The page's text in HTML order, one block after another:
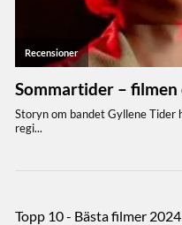
Topp 10 - Bästa filmer 2024